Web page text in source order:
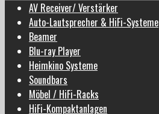
AV Receiver/ Verstärker
Auto-Lautsprecher & HiFi-Systeme
Beamer
Blu-ray Player
Heimkino Systeme
Soundbars
Möbel / HiFi-Racks
HiFi-Kompaktanlagen